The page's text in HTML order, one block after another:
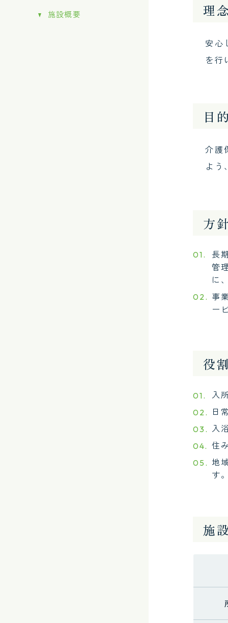
理
安心
を行
目
介護
よう
方
長
管
に
事
ー
役
入
日
入
住
地
す
施
施設概要